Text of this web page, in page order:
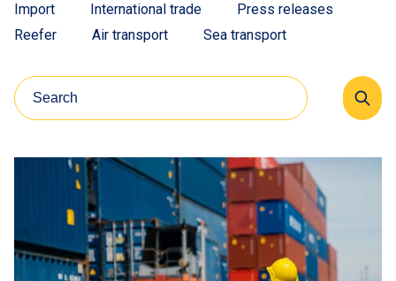
Import
International trade
Press releases
Reefer
Air transport Sea transport